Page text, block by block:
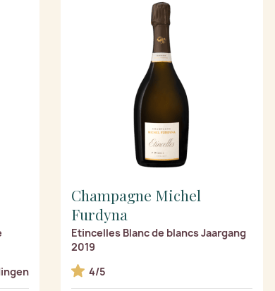
Champagne Michel
Furdyna
Etincelles Blanc de blancs Jaargang
2019
4/5